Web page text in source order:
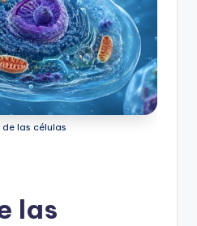
de las células
las